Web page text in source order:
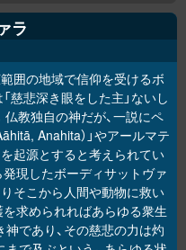
ラ
囲の地域で信仰を受けるボ
「慈悲深き眼をした主」ないし
仏教独自の神だが、一説にペ
Anahita）」やアールマテ
を起源とすると考えられてい
発現したボーディサットヴァ
そこから人間や動物に救い
求められればあらゆる衆生
であり、その慈悲の力は灼